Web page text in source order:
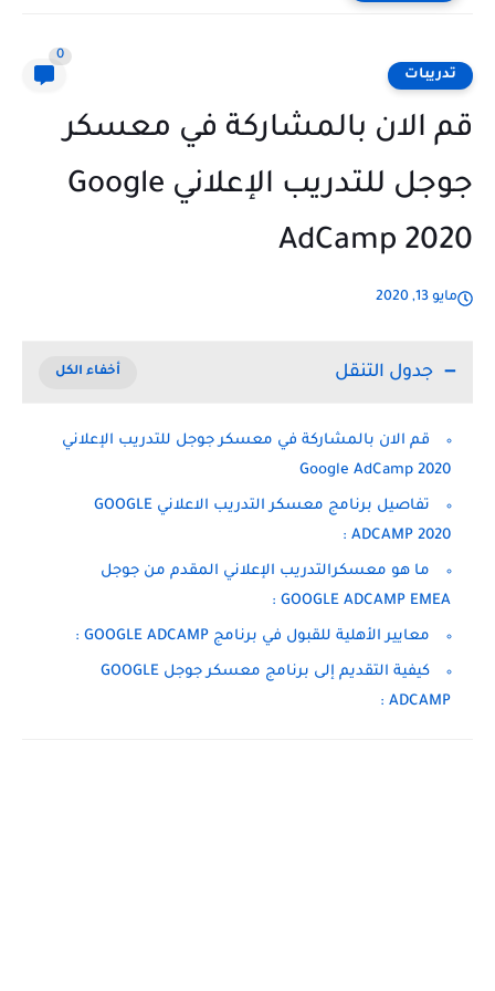
تدريبات
0
قم الان بالمشاركة في معسكر
جوجل للتدريب الإعلاني Google
AdCamp 2020
مايو 13, 2020
جدول التنقل
قم الان بالمشاركة في معسكر جوجل للتدريب الإعلاني
Google AdCamp 2020
تفاصيل برنامج معسكر التدريب الاعلاني GOOGLE
ADCAMP 2020 :
ما هو معسكرالتدريب الإعلاني المقدم من جوجل
GOOGLE ADCAMP EMEA :
معايير الأهلية للقبول في برنامج GOOGLE ADCAMP :
كيفية التقديم إلى برنامج معسكر جوجل GOOGLE
ADCAMP :